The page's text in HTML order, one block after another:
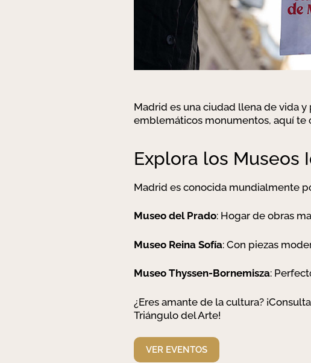
Madrid es una ciudad llena de vida
emblemáticos monumentos, aquí te
Explora los Museos
Madrid es conocida mundialmente
Museo del Prado: Hogar de obras
Museo Reina Sofía: Con piezas
Museo Thyssen-Bornemisza:
¿Eres amante de la cultura?
Triángulo del Arte!
VER EVENTOS